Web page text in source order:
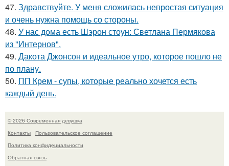
47. Здравствуйте. У меня сложилась непростая ситуация
и очень нужна помощь со стороны.
48. У нас дома есть Шэрон стоун: Светлана Пермякова
из "Интернов".
49. Дакота Джонсон и идеальное утро, которое пошло не
по плану.
50. ПП Крем - супы, которые реально хочется есть
каждый день.
© 2026 Современная девушка
Контакты
Пользовательское соглашение
Политика конфидециальности
Обратная связь